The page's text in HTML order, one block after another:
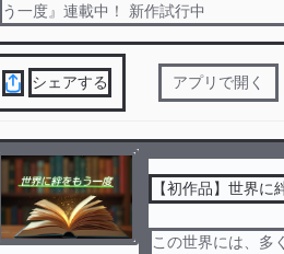
う一度』連載中！ 新作試行中
シェアする アプリで開く
【初作品】世界に
この世界には、多